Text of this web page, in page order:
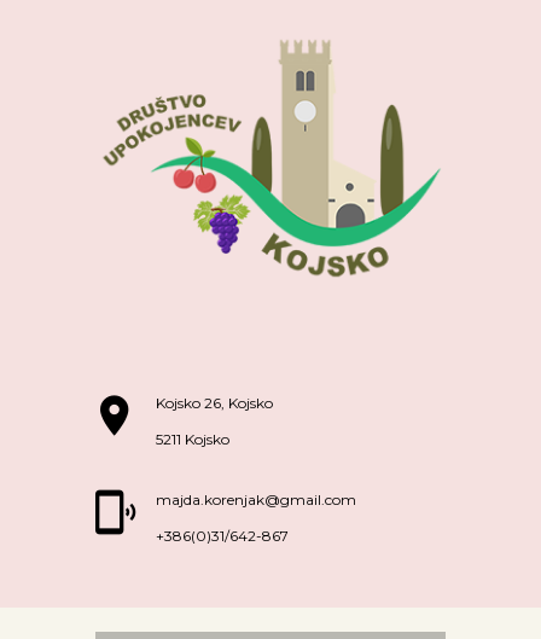
Kojsko 26, Kojsko
5211 Kojsko
majda.korenjak@gmail.com
+386(0)31/642-867